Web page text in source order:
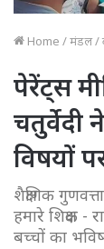
Home /मंडल/
पेरेंट्स
चतुर्वेदी
विषयों
शैक्षणिक
हमारे शिक्षक
बच्चों का